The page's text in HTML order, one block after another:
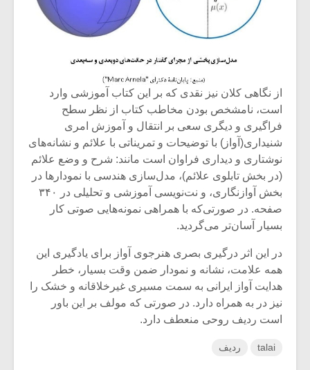
از نگاهی کلان نیز نقدی که بر این کتاب آموزشی وارد
است، نامشخص بودن مخاطب کتاب از نظر سطح
فراگیری و دیگری سعی بر انتقال و آموزش امری
شنیداری(آواز) با توضیحات و تمریناتی با علائم و نشانه‌های
نوشتاری و دیداری فراوان است مانند: شرح و وضع علائم
(در بخش تابلوی علائم)، مدل‌سازی هندسی با نمودارها در
بخش آوازنگاری، و نت‌نویسی آموزشی و تحلیلی در ۳۴۰
صفحه‌. در صورتی‌که با همراهی نمونه‌هایی صوتی کار
بسیار آسان‌تر می‌گردید.
در این اثر درگیری بصری هنرجوی آواز برای یادگیری این
همه علامت، نشانه و نمودار ضمن وقت بسیار، خطر
هدایت آواز ایرانی به سمت مسیری غیرخلاقانه و خشک را
نیز در به همراه دارد. در صورتی که مولف بر این باور
است ردیف روحی منعطف دارد.
talai ردیف